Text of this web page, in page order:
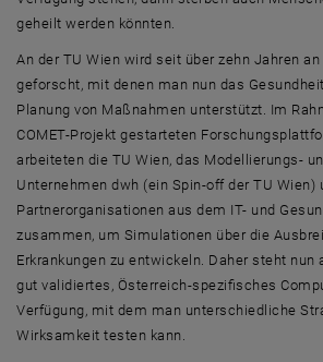
geheilt werden könnten.
An der TU Wien wird seit über zehn Jahren
geforscht, mit denen man nun das
Planung von Maßnahmen unterstützt. Im
COMET-Projekt gestarteten
arbeiteten die TU Wien, das Modellierungs-
Unternehmen dwh (ein Spin-offder TU Wien)
Partnerorganisationen aus dem IT- und
zusammen, um Simulationen über die
Erkrankungen zu entwickeln. Daher steht
gut validiertes, Österreich-spezifisches
Verfügung, mit dem man unterschiedliche
Wirksamkeit testen kann.